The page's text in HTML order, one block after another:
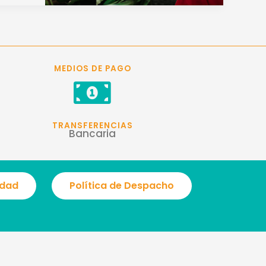
MEDIOS DE PAGO
TRANSFERENCIAS
Bancaria
Política de Despacho